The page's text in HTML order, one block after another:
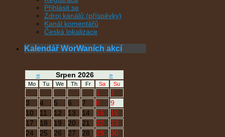
Přihlásit se
Zdroj kanálů (příspěvky)
Kanál komentářů
Česká lokalizace
Kalendář WorWaních akcí
« Srpen 2026 »
Mo Tu We Th Fr Sa Su
1
2
3
4 5 6 7 8
9
10
11 12 13 14 15
16
17
18 19 20 21 22
23
24
25 26 27 28 29 30